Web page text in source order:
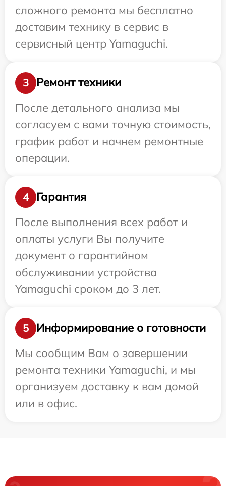
сложного ремонта мы бесплатно
доставим технику в сервис в
сервисный центр Yamaguchi.
3
Ремонт техники
После детального анализа мы
согласуем с вами точную стоимость,
график работ и начнем ремонтные
операции.
4
Гарантия
После выполнения всех работ и
оплаты услуги Вы получите
документ о гарантийном
обслуживании устройства
Yamaguchi сроком до 3 лет.
5
Информирование о готовности
Мы сообщим Вам о завершении
ремонта техники Yamaguchi, и мы
организуем доставку к вам домой
или в офис.